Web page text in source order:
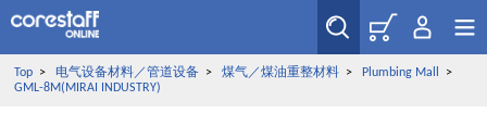
Top> 电气设备材料／管道设备> 煤气／煤油重整材料> Plumbing Mall
>
GML-8M(MIRAI INDUSTRY)